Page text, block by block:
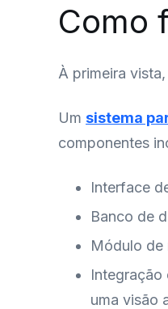
Como
À primeira
Um sistema
componentes
Interface
Banco de
Módulo de
Integração
uma visão